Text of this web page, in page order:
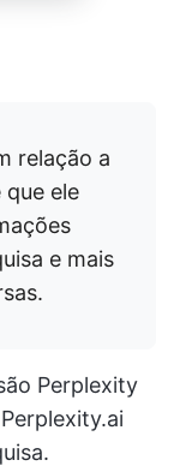
relação a
ele
e mais
Perplexity